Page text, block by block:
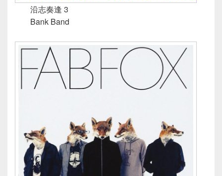
沿志奏逢 3
Bank Band